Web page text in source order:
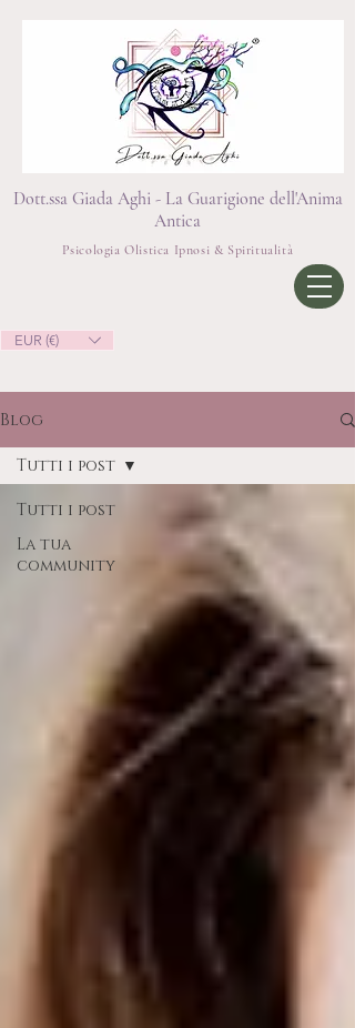
Dott.ssa Giada Aghi - La Guarigione dell'Anima
Antica
Psicologia Olistica Ipnosi & Spiritualità
EUR (€)
Blog
Tutti i post
La tua
community
Tutti i post